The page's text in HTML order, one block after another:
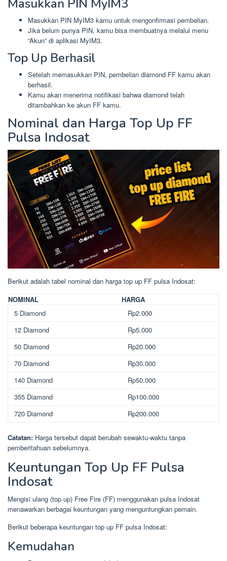
Masukkan PIN MyIM3
Masukkan PIN MyIM3 kamu untuk mengonfirmasi pembelian.
Jika belum punya PIN, kamu bisa membuatnya melalui menu
“Akun” di aplikasi MyIM3.
Top Up Berhasil
Setelah memasukkan PIN, pembelian diamond FF kamu akan
berhasil.
Kamu akan menerima notifikasi bahwa diamond telah
ditambahkan ke akun FF kamu.
Nominal dan Harga Top Up FF
Pulsa Indosat
Berikut adalah tabel nominal dan harga top up FF pulsa Indosat:
NOMINAL
HARGA
5 Diamond
Rp2.000
12 Diamond
Rp5.000
50 Diamond
Rp20.000
70 Diamond
Rp30.000
140 Diamond
Rp50.000
355 Diamond
Rp100.000
720 Diamond
Rp200.000
Catatan: Harga tersebut dapat berubah sewaktu-waktu tanpa
pemberitahuan sebelumnya.
Keuntungan Top Up FF Pulsa
Indosat
Mengisi ulang (top up) Free Fire (FF) menggunakan pulsa Indosat
menawarkan berbagai keuntungan yang menguntungkan pemain.
Berikut beberapa keuntungan top up FF pulsa Indosat:
Kemudahan